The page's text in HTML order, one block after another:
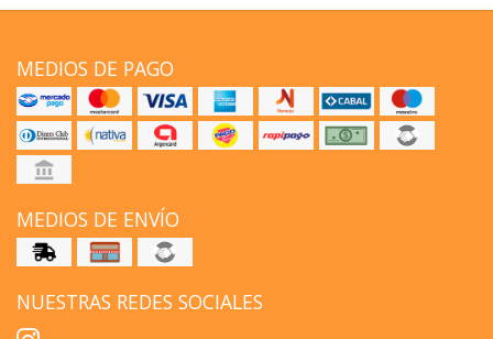
MEDIOS DE PAGO
MEDIOS DE ENVÍO
NUESTRAS REDES SOCIALES